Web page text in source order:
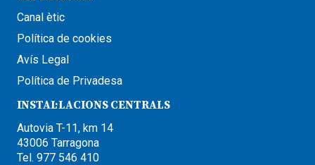
Canal ètic
Política de cookies
Avís Legal
Política de Privadesa
INSTAL·LACIONS CENTRALS
Autovia T-11, km 14
43006 Tarragona
Tel. 977 546 410